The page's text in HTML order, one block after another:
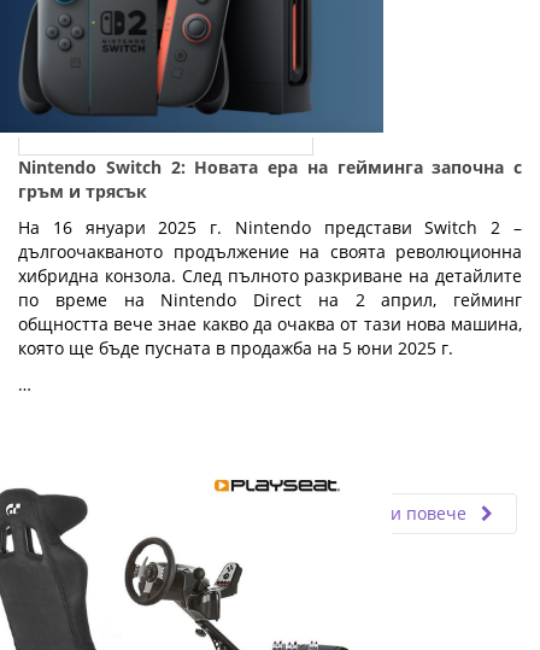
Nintendo Switch 2: Новата ера на гейминга започна с
гръм и трясък
На 16 януари 2025 г. Nintendo представи Switch 2 –
дългоочакваното продължение на своята революционна
хибридна конзола. След пълното разкриване на детайлите
по време на Nintendo Direct на 2 април, гейминг
общността вече знае какво да очаква от тази нова машина,
която ще бъде пусната в продажба на 5 юни 2025 г.
…
Прочети повече